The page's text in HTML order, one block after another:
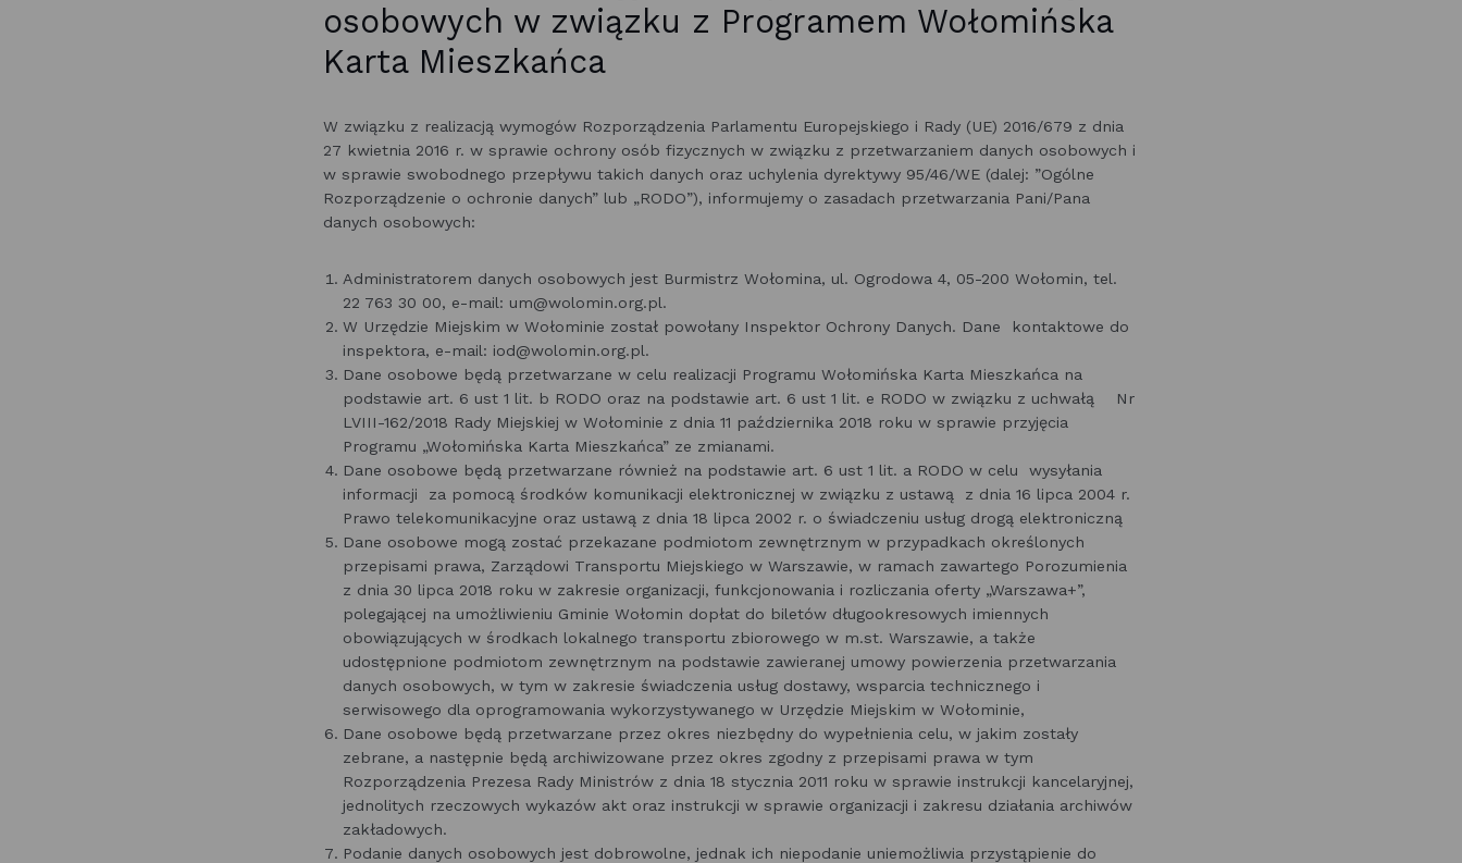
osobowych w związku z Programem Wołomińska
Karta Mieszkańca
W związku z realizacją wymogów Rozporządzenia Parlamentu Europejskiego i Rady (UE) 2016/679 z dnia
27 kwietnia 2016 r. w sprawie ochrony osób fizycznych w związku z przetwarzaniem danych osobowych i
w sprawie swobodnego przepływu takich danych oraz uchylenia dyrektywy 95/46/WE (dalej: ”Ogólne
Rozporządzenie o ochronie danych” lub „RODO”), informujemy o zasadach przetwarzania Pani/Pana
danych osobowych:
Administratorem danych osobowych jest Burmistrz Wołomina, ul. Ogrodowa 4, 05-200 Wołomin, tel.
22 763 30 00, e-mail: um@wolomin.org.pl.
W Urzędzie Miejskim w Wołominie został powołany Inspektor Ochrony Danych. Dane kontaktowe do
inspektora, e-mail: iod@wolomin.org.pl.
Dane osobowe będą przetwarzane w celu realizacji Programu Wołomińska Karta Mieszkańca na
podstawie art. 6 ust 1 lit. b RODO oraz na podstawie art. 6 ust 1 lit. e RODO w związku z uchwałą Nr
LVIII-162/2018 Rady Miejskiej w Wołominie z dnia 11 października 2018 roku w sprawie przyjęcia
Programu „Wołomińska Karta Mieszkańca” ze zmianami.
Dane osobowe będą przetwarzane również na podstawie art. 6 ust 1 lit. a RODO w celu wysyłania
informacji za pomocą środków komunikacji elektronicznej w związku z ustawą z dnia 16 lipca 2004 r.
Prawo telekomunikacyjne oraz ustawą z dnia 18 lipca 2002 r. o świadczeniu usług drogą elektroniczną
Dane osobowe mogą zostać przekazane podmiotom zewnętrznym w przypadkach określonych
przepisami prawa, Zarządowi Transportu Miejskiego w Warszawie, w ramach zawartego Porozumienia
z dnia 30 lipca 2018 roku w zakresie organizacji, funkcjonowania i rozliczania oferty „Warszawa+”,
polegającej na umożliwieniu Gminie Wołomin dopłat do biletów długookresowych imiennych
obowiązujących w środkach lokalnego transportu zbiorowego w m.st. Warszawie, a także
udostępnione podmiotom zewnętrznym na podstawie zawieranej umowy powierzenia przetwarzania
danych osobowych, w tym w zakresie świadczenia usług dostawy, wsparcia technicznego i
serwisowego dla oprogramowania wykorzystywanego w Urzędzie Miejskim w Wołominie,
Dane osobowe będą przetwarzane przez okres niezbędny do wypełnienia celu, w jakim zostały
zebrane, a następnie będą archiwizowane przez okres zgodny z przepisami prawa w tym
Rozporządzenia Prezesa Rady Ministrów z dnia 18 stycznia 2011 roku w sprawie instrukcji kancelaryjnej,
jednolitych rzeczowych wykazów akt oraz instrukcji w sprawie organizacji i zakresu działania archiwów
zakładowych.
Podanie danych osobowych jest dobrowolne, jednak ich niepodanie uniemożliwia przystąpienie do